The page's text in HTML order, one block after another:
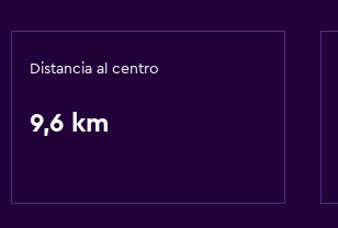
Distancia al centro
9,6 km